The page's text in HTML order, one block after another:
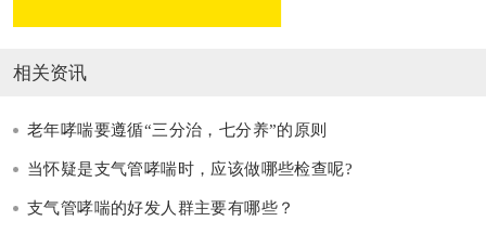
相关资讯
老年哮喘要遵循“三分治，七分养”的原则
当怀疑是支气管哮喘时，应该做哪些检查呢?
支气管哮喘的好发人群主要有哪些？